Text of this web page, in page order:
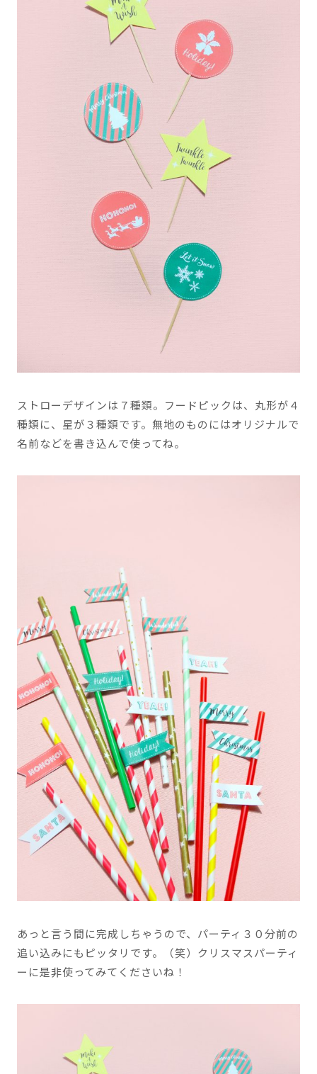
ストローデザインは７種類。フードピックは、丸形が４
種類に、星が３種類です。無地のものにはオリジナルで
名前などを書き込んで使ってね。
あっと言う間に完成しちゃうので、パーティ３０分前の
追い込みにもピッタリです。（笑）クリスマスパーティ
ーに是非使ってみてくださいね！